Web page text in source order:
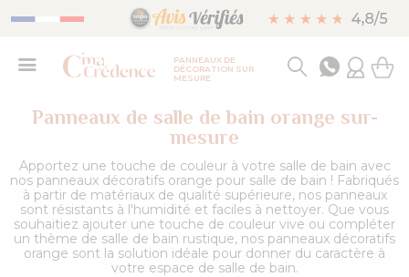
PANNEAUX DE
DÉCORATION SUR
MESURE
Panneaux de salle de bain orange sur-
mesure
Apportez une touche de couleur à votre salle de bain avec
nos panneaux décoratifs orange pour salle de bain ! Fabriqués
à partir de matériaux de qualité supérieure, nos panneaux
sont résistants à l'humidité et faciles à nettoyer. Que vous
souhaitiez ajouter une touche de couleur vive ou compléter
un thème de salle de bain rustique, nos panneaux décoratifs
orange sont la solution idéale pour donner du caractère à
votre espace de salle de bain.